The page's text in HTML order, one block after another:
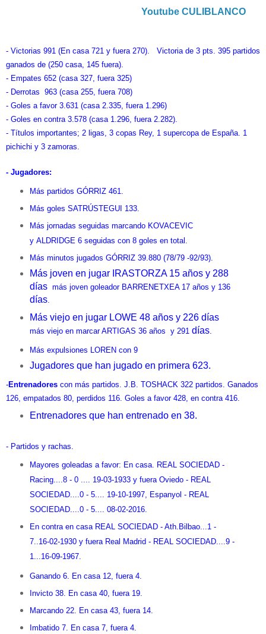
Youtube CULIBLANCO
- Victorias 991 (En casa 721 y fuera 270). Victoria de 3 pts. 395 partidos
ganados de (250 casa, 145 fuera).
- Empates 652 (casa 327, fuera 325)
- Derrotas 963 (casa 255, fuera 708)
- Goles a favor 3.631 (casa 2.335, fuera 1.296)
- Goles en contra 3.578 (casa 1.296, fuera 2.282).
- Títulos importantes; 2 ligas, 3 copas Rey, 1 supercopa de España. 1
pichichi y 3 zamoras.
- Jugadores:
Más partidos GÓRRIZ 461.
Más goles SATRÚSTEGUI 133.
Más jornadas seguidas marcando KOVACEVIC
yALDRIDGE 6 seguidas con 8 goles en total.
Más minutos jugados GÓRRIZ 39.880 (78/79 -92/93).
Más joven en jugar IRASTORZA 15 años y 288
díasmás joven goleador BARRENETXEA 17 años y 136
días.
Más viejo en jugar LOWE 48 años y 226 días
más viejo en marcar ARTIGAS 36 años y 291 días.
Más expulsiones LOREN con 9
Jugadores que han jugado en primera 623.
-Entrenadores con más partidos. J.B. TOSHACK 322 partidos. Ganados
126, empatados 80, perdidos 116. Goles a favor 428, en contra 416.
Entrenadores que han entrenado en 38.
- Partidos y rachas.
Mayores goleadas a favor: En casa. REAL SOCIEDAD -
Racing....8 - 0 .... 19-03-1933 y fuera Oviedo - REAL
SOCIEDAD....0 - 5.... 19-10-1997, Espanyol - REAL
SOCIEDAD....0 - 5.... 08-02-2016.
En contra en casa REAL SOCIEDAD - Ath.Bilbao...1 -
7..16-02-1930 y fuera Real Madrid - REAL SOCIEDAD....9 -
1...16-09-1967.
Ganando 6. En casa 12, fuera 4.
Invicto 38. En casa 40, fuera 19.
Marcando 22. En casa 43, fuera 14.
Imbatido 7. En casa 7, fuera 4.